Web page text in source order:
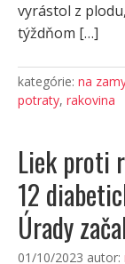
vyrástol z
týždňom […]
kategórie: na
potraty, rakovina
Liek proti
12
Úrady
01/10/2023 autor: